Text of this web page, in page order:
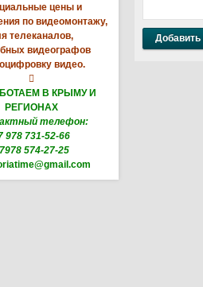
цены и
по видеомонтажу,
телеканалов,
видеографов
видео.

В КРЫМУ И
РЕГИОНАХ
телефон:
978 731-52-66
574-27-25